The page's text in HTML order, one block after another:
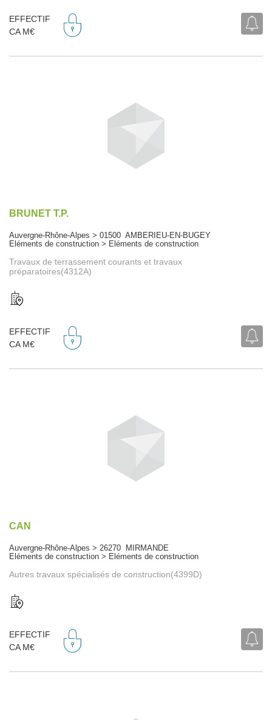
EFFECTIF
CA M€
BRUNET T.P.
Auvergne-Rhône-Alpes > 01500 AMBERIEU-EN-BUGEY
Eléments de construction > Eléments de construction
Travaux de terrassement courants et travaux
préparatoires(4312A)
EFFECTIF
CA M€
CAN
Auvergne-Rhône-Alpes > 26270 MIRMANDE
Eléments de construction > Eléments de construction
Autres travaux spécialisés de construction(4399D)
EFFECTIF
CA M€